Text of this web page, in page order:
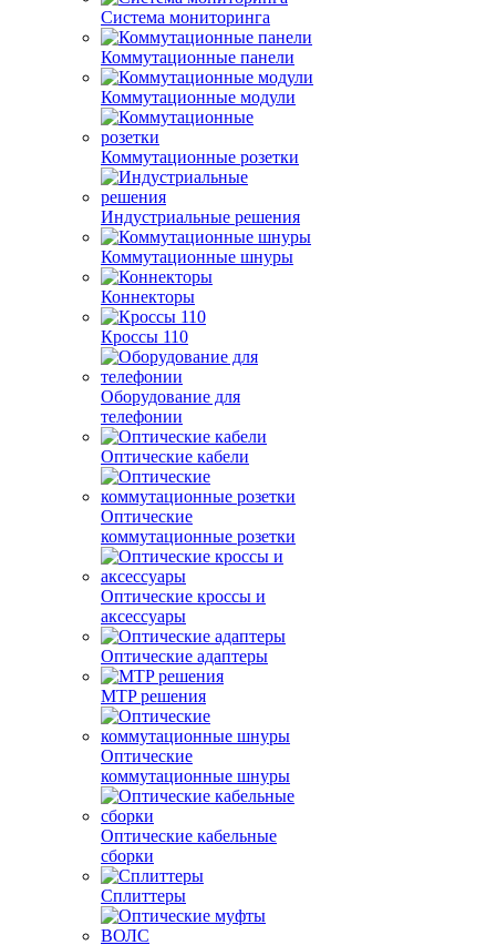
Система мониторинга
Коммутационные панели
Коммутационные модули
Коммутационные розетки
Индустриальные решения
Коммутационные шнуры
Коннекторы
Кроссы 110
Оборудование для
телефонии
Оптические кабели
Оптические
коммутационные розетки
Оптические кроссы и
аксессуары
Оптические адаптеры
MTP решения
Оптические
коммутационные шнуры
Оптические кабельные
сборки
Сплиттеры